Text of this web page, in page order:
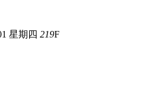
星期四 219F